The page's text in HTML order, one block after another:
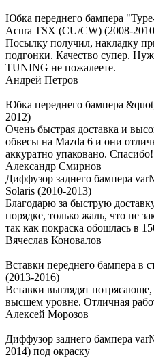
Юбка переднего бампера
Acura TSX (CU/CW) (2008-
Посылку получил, накладку
подгонки. Качество супер.
TUNING не пожалеете.
Андрей Петров
Юбка переднего бампера
2012)
Очень быстрая доставка и
обвесы на Mazda 6 и они
аккуратно упаковано. Спасибо!
Александр Смирнов
Диффузор заднего бампера
Solaris (2010-2013)
Благодарю за быструю
порядке, только жаль, что не
так как покраска обошлась в
Вячеслав Коновалов
Вставки переднего бампера в
(2013-2016)
Вставки выглядят потрясающе,
высшем уровне. Отличная
Алексей Морозов
Диффузор заднего бампера
2014) под окраску